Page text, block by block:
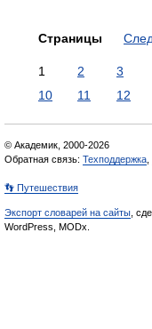
Страницы
1 2 3
10
11 12
© Академик, 2000-2026
Обратная связь: Техподдержка
👣 Путешествия
Экспорт словарей на сайты ,
WordPress, MODx.